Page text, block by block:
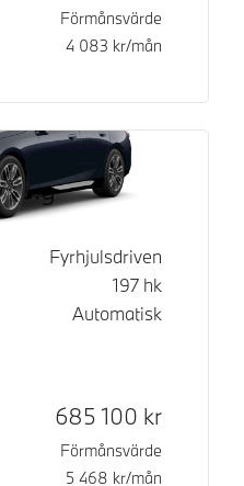
Förmånsvärde
4 083 kr/mån
Fyrhjulsdriven
197 hk
Automatisk
Kontantpris
685 100 kr
Förmånsvärde
5 468 kr/mån